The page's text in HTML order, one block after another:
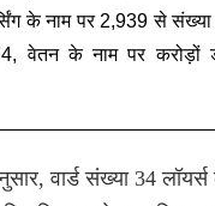
के नाम पर 2,939 से संख्या
वेतन के नाम पर करोड़ों
वार्ड संख्या 34 लॉयर्स